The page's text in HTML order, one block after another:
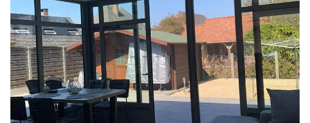
klik voor slideshow